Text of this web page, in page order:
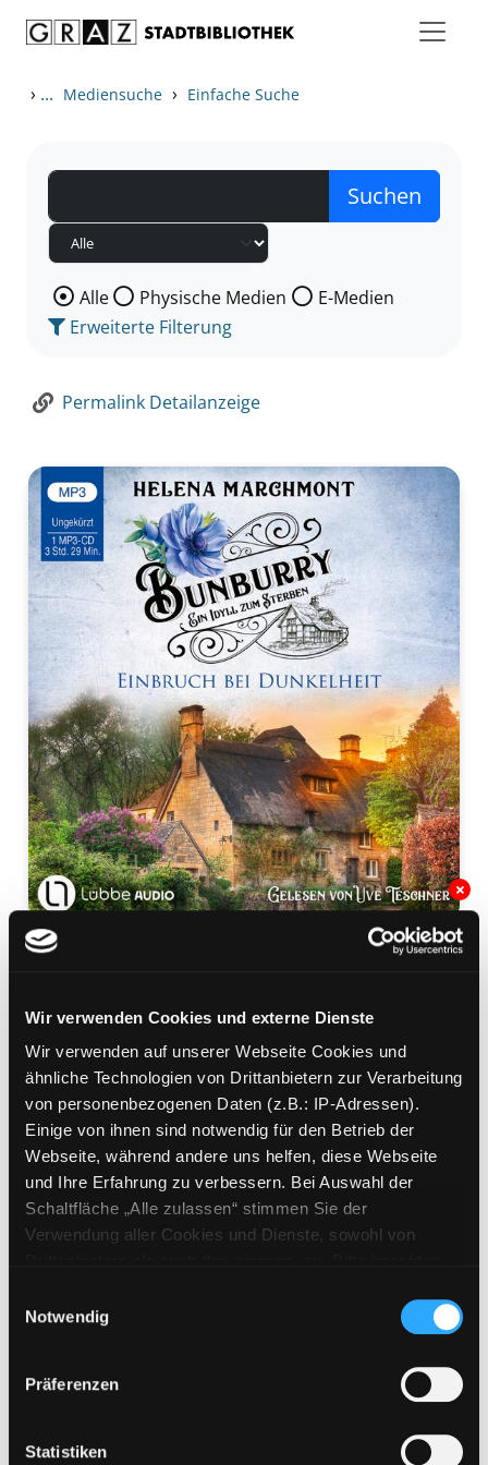
Wir verwenden Cookies und externe Dienste
Wir verwenden auf unserer Webseite Cookies und
ähnliche Technologien von Drittanbietern zur Verarbeitung
von personenbezogenen Daten (z.B.: IP-Adressen).
Einige von ihnen sind notwendig für den Betrieb der
Webseite, während andere uns helfen, diese Webseite
und Ihre Erfahrung zu verbessern. Bei Auswahl der
Schaltfläche „Alle zulassen“ stimmen Sie der
Verwendung aller Cookies und Dienste, sowohl von
Cookies von Drittanbietern, eine Verarbeitung in
unsicheren Drittländern (Länder außerhalb des EWR
ohne adäquates Datenschutzniveau) stattfinden kann. In
diesem Zusammenhang können aktuell Risiken für
Eine Verarbeitung durch solche Cookies oder Dienste
Notwendig
Präferenzen
Statistiken
› ... Mediensuche › Einfache Suche
Wählen Sie die Medienart nach der Sie suchen wollen.
Alle Physische Medien
E-Medien
Erweiterte Filterung
Permalink Detailanzeige
Einbruch bei Dunkelheit
Mediengruppe:Literatur MP3-CD
Verfasser:Suche nach diesem Verfasser
Marchmont, Helena (Verfasser)
Beschreibung ein-/ausblenden
Mehr Informationen ein-/ausblenden
Exemplare
Signatur:
Status:
Mediengruppe: